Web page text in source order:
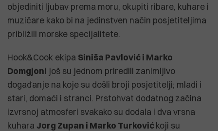
objediniti ljubav prema moru, okupiti ribare, kuhare i
muzičare kako bi na jedinstven način posjetiteljima
približili morske specijalitete.
Hook&Cook ekipa Siniša Pavlović i Marko
Domgjoni još su jednom priredili zanimljivo
događanje na koje su došli broji posjetitelji; mladi i
stari, domaći i stranci. Prstohvat dodatnog začina
izvrsnoj atmosferi svakako su dodala i dva vrsna
kuhara Jorg Zupan i Marko Turkovićkoji su